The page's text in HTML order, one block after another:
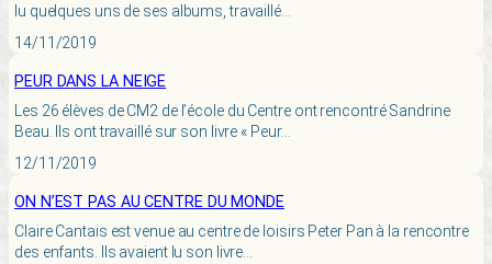
lu quelques uns de ses albums, travaillé…
14/11/2019
PEUR DANS LA NEIGE
Les 26 élèves de CM2 de l’école du Centre ont rencontré Sandrine
Beau. Ils ont travaillé sur son livre « Peur…
12/11/2019
ON N’EST PAS AU CENTRE DU MONDE
Claire Cantais est venue au centre de loisirs Peter Pan à la rencontre
des enfants. Ils avaient lu son livre…